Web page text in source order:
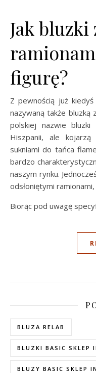
Jak
figurę?
Z pewnością już
nazywaną także
polskiej nazwie
Hiszpanii, ale
sukniami do tańca
bardzo
naszym rynku.
odsłoniętymi
Biorąc pod uwagę
BLUZA RELAB
BLUZKI BASIC SKLEP
BLUZY BASIC SKLEP